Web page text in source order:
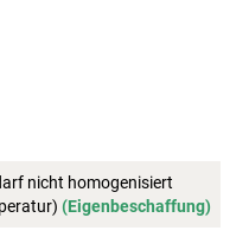
nicht homogenisiert
(Eigenbeschaffung)